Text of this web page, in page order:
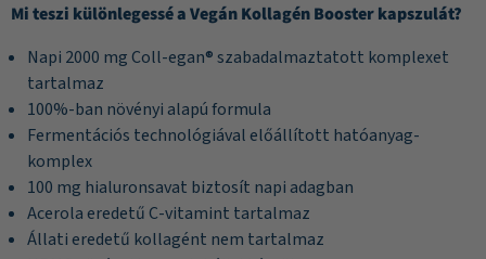
Mi teszi különlegessé a Vegán Kollagén Booster kapszulát?
Napi 2000 mg Coll-egan® szabadalmaztatott komplexet
tartalmaz
100%-ban növényi alapú formula
Fermentációs technológiával előállított hatóanyag-
komplex
100 mg hialuronsavat biztosít napi adagban
Acerola eredetű C-vitamint tartalmaz
Állati eredetű kollagént nem tartalmaz